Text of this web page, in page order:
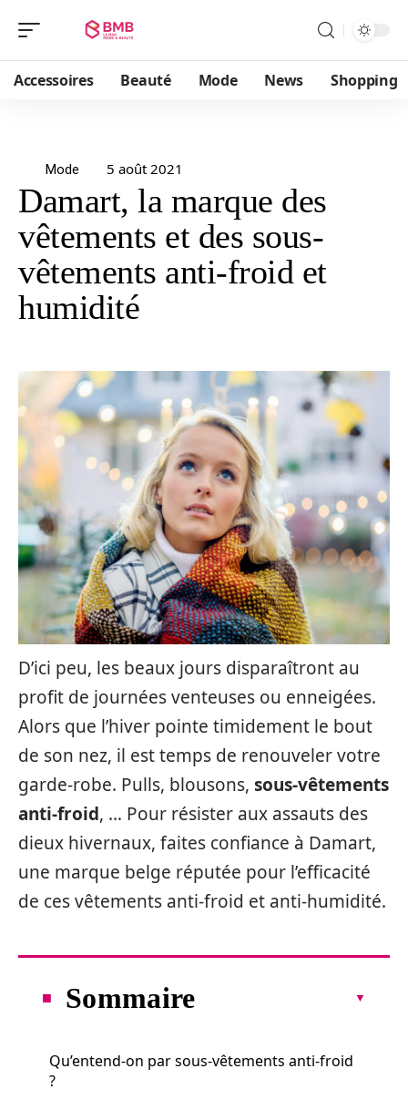
Accessoires Beauté Mode News Shopping
Mode 5 août 2021
Damart, la marque des
vêtements et des sous-
vêtements anti-froid et
humidité
D’ici peu, les beaux jours disparaîtront au
profit de journées venteuses ou enneigées.
Alors que l’hiver pointe timidement le bout
de son nez, il est temps de renouveler votre
garde-robe. Pulls, blousons, sous-vêtements
anti-froid, … Pour résister aux assauts des
dieux hivernaux, faites confiance à Damart,
une marque belge réputée pour l’efficacité
de ces vêtements anti-froid et anti-humidité.
Sommaire
Qu’entend-on par sous-vêtements anti-froid
?